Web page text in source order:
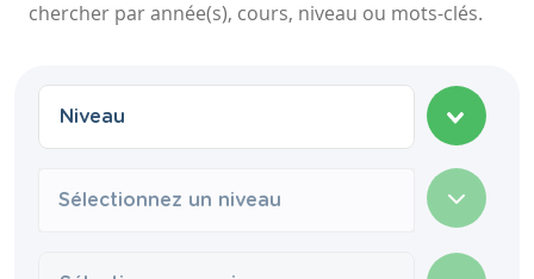
chercher par année(s), cours, niveau ou mots-clés.
Sélectionnez un niveau